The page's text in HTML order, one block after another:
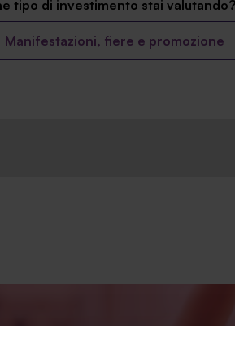
tipo di investimento stai valutando?
Manifestazioni, fiere e promozione